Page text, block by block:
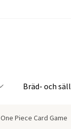
Bräd- och
One Piece Card Game